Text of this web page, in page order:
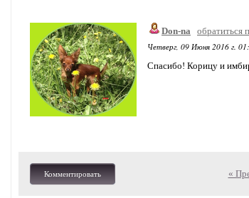
Don-na
обратиться
Четверг, 09 Июня 2016 г.
Спасибо! Корицу и
Комментировать «